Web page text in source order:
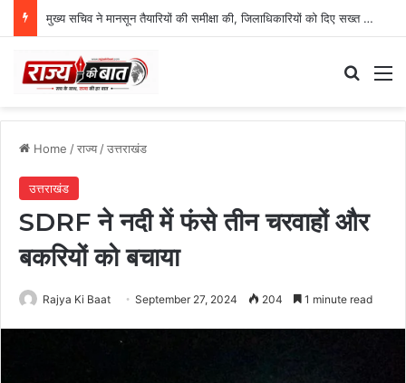
मुख्य सचिव ने मानसून तैयारियों की समीक्षा की, जिलाधिकारियों को दिए सख्त निर्देश
Home /राज्य/उत्तराखंड
उत्तराखंड
SDRF ने नदी में फंसे तीन चरवाहों और
बकरियों को बचाया
Rajya Ki Baat September 27, 2024 204 1 minute read